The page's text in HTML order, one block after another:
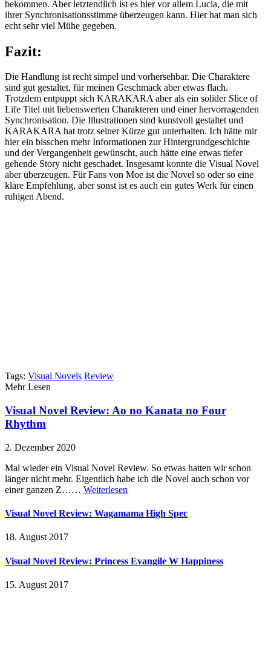
und der Vergangenheit gewünscht, auch hätte eine etwas tiefer
gehende Story nicht geschadet. Insgesamt konnte die Visual Novel
aber überzeugen. Für Fans von Moe ist die Novel so oder so eine
klare Empfehlung, aber sonst ist es auch ein gutes Werk für einen
ruhigen Abend.
Tags:Visual Novels Review
Mehr Lesen
Visual Novel Review: Ao no Kanata no Four
Rhythm
2. Dezember 2020
Mal wieder ein Visual Novel Review. So etwas hatten wir schon
länger nicht mehr. Eigentlich habe ich die Novel auch schon vor